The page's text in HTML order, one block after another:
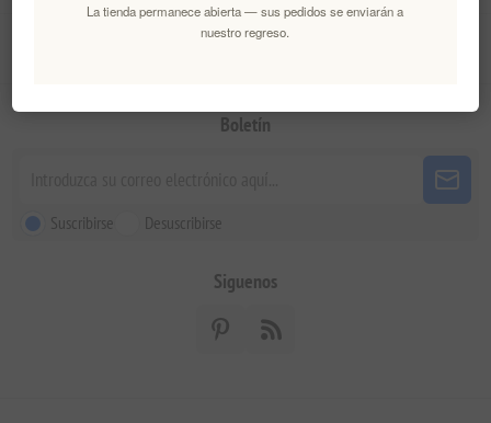
Boletín
Suscribirse Desuscribirse
Siguenos
La tienda permanece abierta — sus pedidos se enviarán a
nuestro regreso.